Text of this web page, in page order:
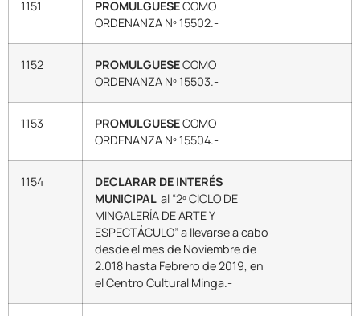
1151 PROMULGUESECOMO
ORDENANZA Nº 15502.-
1152 PROMULGUESECOMO
ORDENANZA Nº 15503.-
1153 PROMULGUESECOMO
ORDENANZA Nº 15504.-
1154
DECLARAR DE INTERÉS
MUNICIPAL al “2º CICLO DE
MINGALERÍA DE ARTE Y
ESPECTÁCULO” a llevarse a cabo
desde el mes de Noviembre de
2.018 hasta Febrero de 2019, en
el Centro Cultural Minga.-